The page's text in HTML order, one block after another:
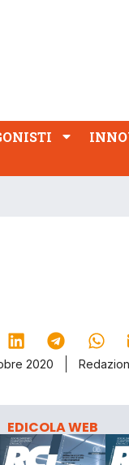
2020
EDICOLA WEB